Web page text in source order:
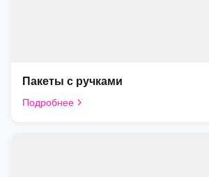
Пакеты с ручками
Подробнее